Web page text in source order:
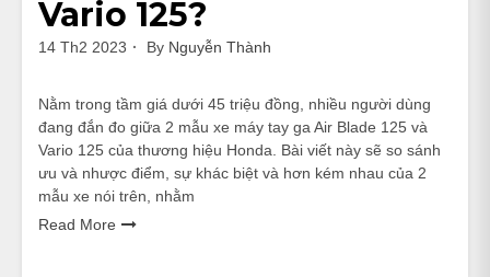
Vario 125?
14 Th2 2023 By Nguyễn Thành
Nằm trong tầm giá dưới 45 triệu đồng, nhiều người dùng
đang đắn đo giữa 2 mẫu xe máy tay ga Air Blade 125 và
Vario 125 của thương hiệu Honda. Bài viết này sẽ so sánh
ưu và nhược điểm, sự khác biệt và hơn kém nhau của 2
mẫu xe nói trên, nhằm
Read More